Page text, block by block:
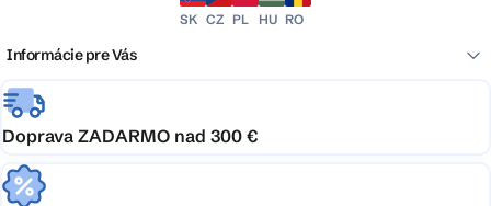
SK CZ PL HU RO
Informácie pre Vás
Doprava ZADARMO nad 300 €